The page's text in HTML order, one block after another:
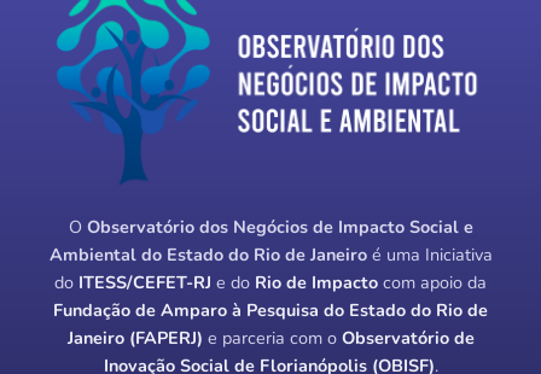
O Observatório dos Negócios de Impacto Social e
Ambiental do Estado do Rio de Janeiroé uma Iniciativa
do ITESS/CEFET-RJ e do Rio de Impacto com apoio da
Fundação de Amparo à Pesquisa do Estado do Rio de
Janeiro (FAPERJ) e parceria com o Observatório de
Inovação Social de Florianópolis (OBISF).